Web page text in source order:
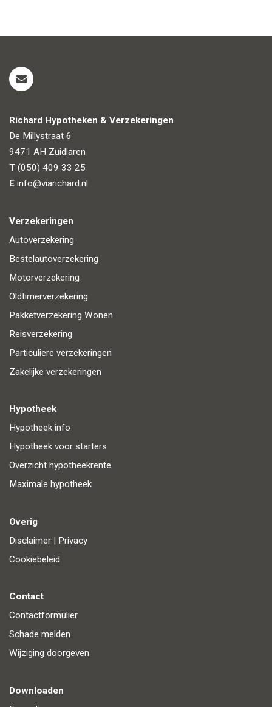
Richard Hypotheken & Verzekeringen
De Millystraat 6
9471 AH Zuidlaren
T (050) 409 33 25
E info@viarichard.nl
Verzekeringen
Autoverzekering
Bestelautoverzekering
Motorverzekering
Oldtimerverzekering
Pakketverzekering Wonen
Reisverzekering
Particuliere verzekeringen
Zakelijke verzekeringen
Hypotheek
Hypotheek info
Hypotheek voor starters
Overzicht hypotheekrente
Maximale hypotheek
Overig
Disclaimer | Privacy
Cookiebeleid
Contact
Contactformulier
Schade melden
Wijziging doorgeven
Downloaden